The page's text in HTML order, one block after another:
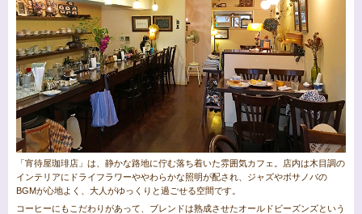
「宵待屋珈琲店」は、静かな路地に佇む落ち着いた雰囲気カフェ。店内は木目調の
インテリアにドライフラワーややわらかな照明が配され、ジャズやボサノバの
BGMが心地よく、大人がゆっくりと過ごせる空間です。
コーヒーにもこだわりがあって、ブレンドは熟成させたオールドビーズンズという